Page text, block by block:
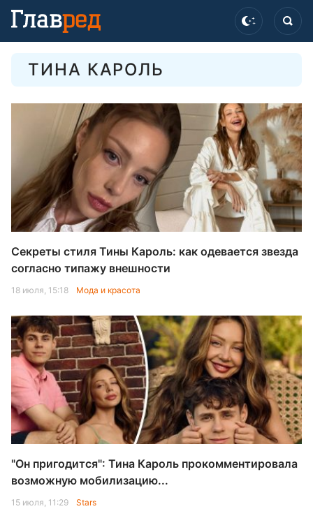
ТИНА КАРОЛЬ
Секреты стиля Тины Кароль: как одевается звезда
согласно типажу внешности
18 июля, 15:18 Мода и красота
"Он пригодится": Тина Кароль прокомментировала
возможную мобилизацию...
15 июля, 11:29 Stars